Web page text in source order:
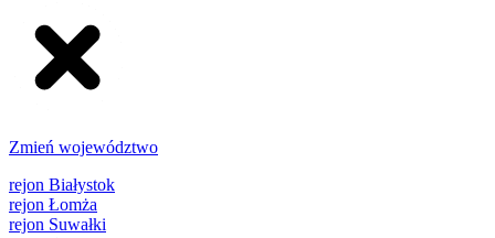
Zmień województwo
rejon Białystok
rejon Łomża
rejon Suwałki